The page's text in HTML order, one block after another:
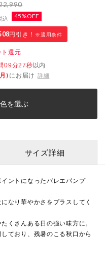
込 45%OFF
円引き！ ※適用条件
ト還元
09分27秒以内
)にお届け 詳細
を選ぶ
サイズ詳細
ントになったバレエパンプ
なり華やかさをプラスしてく
くさんある日の強い味方に。
ており、残暑のこる秋口から